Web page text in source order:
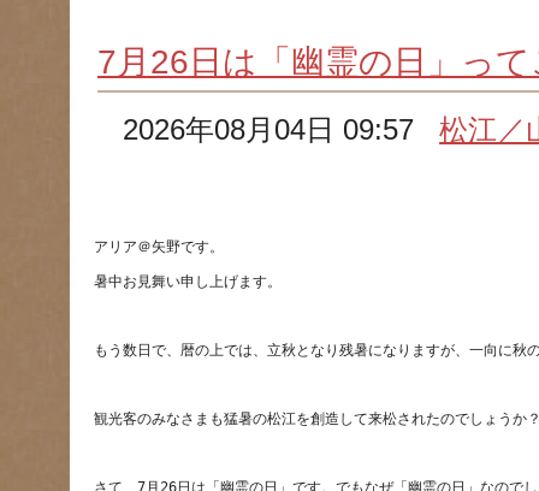
7月26日は「幽霊の日」っ
2026年08月04日 09:57松江／